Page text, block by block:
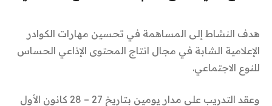
هدف النشاط إلى المساهمة في تحسين مهارات الكوادر
الإعلامية الشابة في مجال انتاج المحتوى الإذاعي الحساس
للنوع الاجتماعي.
وعقد التدريب على مدار يومين بتاريخ 27 – 28 كانون الأول